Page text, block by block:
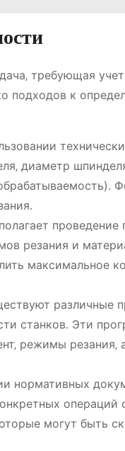
требующая
подходов к
диаметр
проведение
резания и
максимальное
различные
станков․ Эти
режимы
нормативных
могут быть